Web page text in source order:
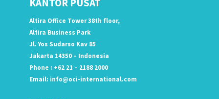
Altira Office Tower 38th floor,
Altira Business Park
Jl. Yos Sudarso Kav 85
Jakarta 14350 – Indonesia
Phone : +62 21 – 2188 2000
Email: info@oci-international.com